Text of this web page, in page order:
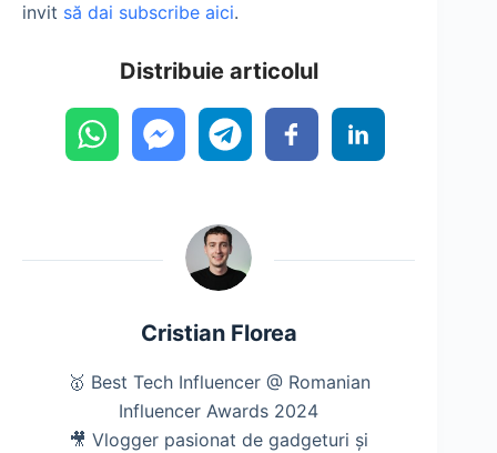
invit să dai subscribe aici.
Distribuie articolul
Cristian Florea
🥇 Best Tech Influencer @ Romanian
Influencer Awards 2024
🎥 Vlogger pasionat de gadgeturi și